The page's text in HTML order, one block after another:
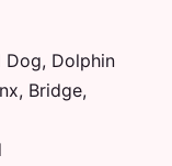
Dog, Dolphin
Bridge,